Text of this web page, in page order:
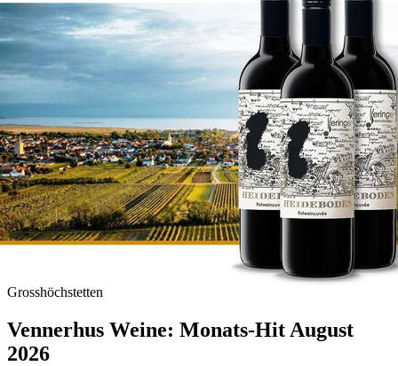
Grosshöchstetten
Vennerhus Weine: Monats-Hit August
2026